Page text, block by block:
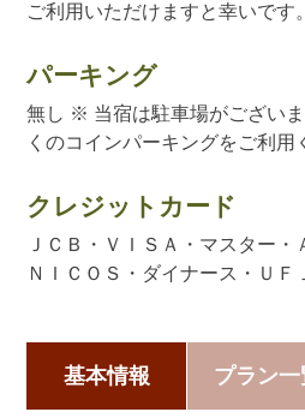
ご利用いただけますと幸いです。
パーキング
無し ※ 当宿は駐車場がござい
くのコインパーキングをご利用
クレジットカード
ＪＣＢ・ＶＩＳＡ・マスター・
ＮＩＣＯＳ・ダイナース・ＵＦ
基本情報 プラン一